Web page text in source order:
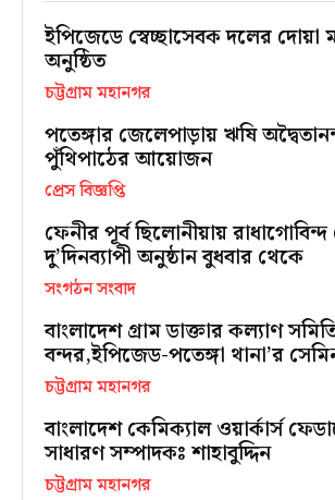
ইপিজেডে স্বেচ্ছাসেবক দলের দোয়া
অনুষ্ঠিত
চট্টগ্রাম মহানগর
পতেঙ্গার জেলেপাড়ায় ঋষি
পুঁথিপাঠের আয়োজন
প্রেস বিজ্ঞপ্তি
ফেনীর পূর্ব ছিলোনীয়ায় রাধাগোবিন্দ
দু’দিনব্যাপী অনুষ্ঠান বুধবার থেকে
সংগঠন সংবাদ
বাংলাদেশ গ্রাম ডাক্তার কল্যাণ
বন্দর,ইপিজেড-পতেঙ্গা থানা’র
চট্টগ্রাম মহানগর
বাংলাদেশ কেমিক্যাল ওয়ার্কার্স
সাধারণ সম্পাদকঃ শাহাবুদ্দিন
চট্টগ্রাম মহানগর